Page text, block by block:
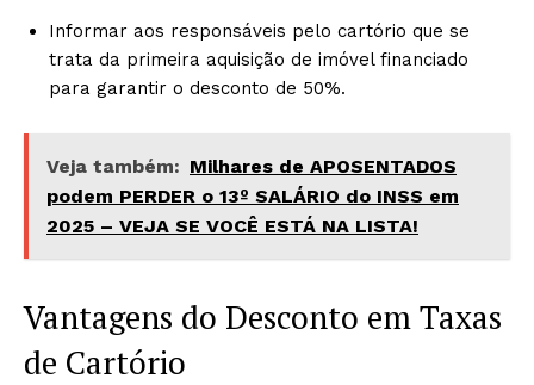
Informar aos responsáveis pelo cartório que se
trata da primeira aquisição de imóvel financiado
para garantir o desconto de 50%.
Veja também: Milhares de APOSENTADOS
podem PERDER o 13º SALÁRIO do INSS em
2025 – VEJA SE VOCÊ ESTÁ NA LISTA!
Vantagens do Desconto em Taxas
de Cartório